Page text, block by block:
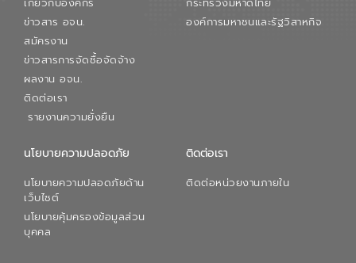
ข่าวสาร อจน.
สมัครงาน
ข่าวสารการจัดซื้อจัดจ้าง
ผลงาน อจน.
ติดต่อเรา
รายงานความยั่งยืน
องค์การมหาชนและรัฐวิสาหกิจ
นโยบายความปลอดภัย
นโยบายความปลอดภัยด้าน
เว็บไซต์
นโยบายคุ้มครองข้อมูลส่วน
บุคคล
ติดต่อเรา
ติดต่อหน่วยงานภายใน